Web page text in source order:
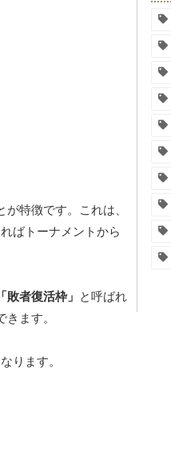
特徴です。これは、
ばトーナメントから
「敗者復活枠」 と呼ばれ
ます。
ります。